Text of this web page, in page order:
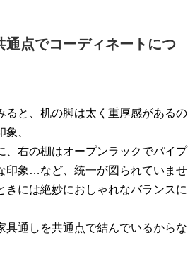
通点でコーディネートにつ
ると、机の脚は太く重厚感があるの
、
、右の棚はオープンラックでパイプ
印象…など、統一が図られていませ
きには絶妙におしゃれなバランスに
具通しを共通点で結んでいるからな